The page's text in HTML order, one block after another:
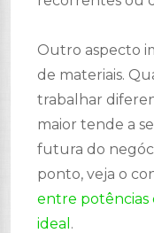
Outro aspecto
de materiais.
trabalhar
maior tende a
futura do
ponto, veja o
entre potências
ideal .